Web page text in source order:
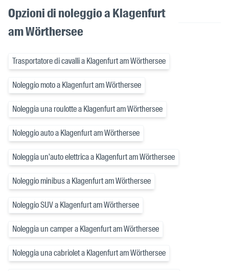
Opzioni di noleggio a Klagenfurt
am Wörthersee
Trasportatore di cavalli a Klagenfurt am Wörthersee
Noleggio moto a Klagenfurt am Wörthersee
Noleggia una roulotte a Klagenfurt am Wörthersee
Noleggio auto a Klagenfurt am Wörthersee
Noleggia un'auto elettrica a Klagenfurt am Wörthersee
Noleggio minibus a Klagenfurt am Wörthersee
Noleggio SUV a Klagenfurt am Wörthersee
Noleggia un camper a Klagenfurt am Wörthersee
Noleggia una cabriolet a Klagenfurt am Wörthersee